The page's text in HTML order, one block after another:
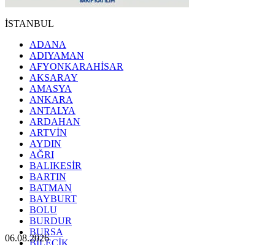
İSTANBUL
ADANA
ADIYAMAN
AFYONKARAHİSAR
AKSARAY
AMASYA
ANKARA
ANTALYA
ARDAHAN
ARTVİN
AYDIN
AĞRI
BALIKESİR
BARTIN
BATMAN
BAYBURT
BOLU
BURDUR
BURSA
BİLECİK
06.08.2026